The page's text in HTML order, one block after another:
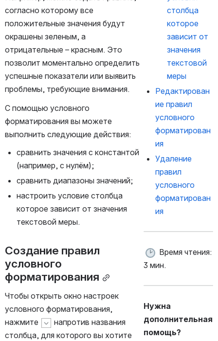
согласно которому все
положительные значения будут
окрашены зеленым, а
отрицательные – красным. Это
позволит моментально определить
успешные показатели или выявить
проблемы, требующие внимания.
С помощью условного
форматирования вы можете
выполнить следующие действия:
сравнить значения с константой
(например, с нулём);
сравнить диапазоны значений;
настроить условие столбца
которое зависит от значения
текстовой меры.
Создание правил
условного
форматирования
Чтобы открыть окно настроек
условного форматирования,
нажмите
напротив названия
столбца, для которого вы хотите
столбца
которое
зависит от
значения
текстовой
меры
Редактирован
ие правил
условного
форматирован
ия
Удаление
правил
условного
форматирован
ия
Время чтения:
3 мин.
Нужна
дополнительная
помощь?